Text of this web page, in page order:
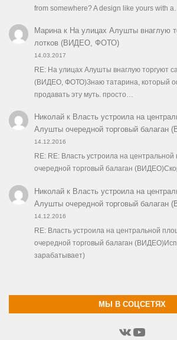
from somewhere? A design like yours with a…
Маринак На улицах Алушты внаглую
лотков (ВИДЕО, ФОТО)
14.03.2017
RE: На улицах Алушты внаглую торгуют
(ВИДЕО, ФОТО)Знаю татарина, который
продавать эту муть. просто…
Николайк Власть устроила на
Алушты очередной торговый балаган
14.12.2016
RE: RE: Власть устроила на
очередной торговый балаган
Николайк Власть устроила на
Алушты очередной торговый балаган
14.12.2016
RE: Власть устроила на центральной
очередной торговый балаган
зарабатывает)
МЫ В СОЦСЕТЯХ
ВКонтакте